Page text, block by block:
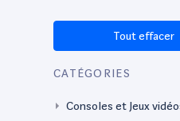
Tout effacer
CATÉGORIES
Consoles et Jeux